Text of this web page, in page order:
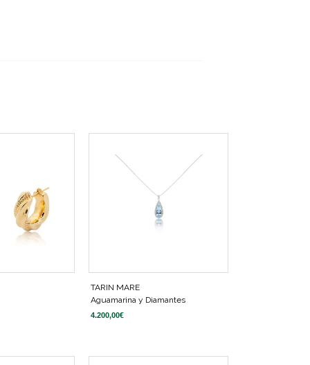
TARIN MARE
Aguamarina y Diamantes
4.200,00€